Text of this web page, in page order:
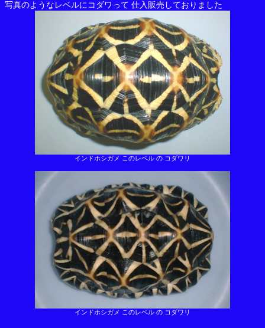
写真のようなレベルにコダワって 仕入販売しておりました
インドホシガメ このレベル の コダワリ
インドホシガメ このレベル の コダワリ